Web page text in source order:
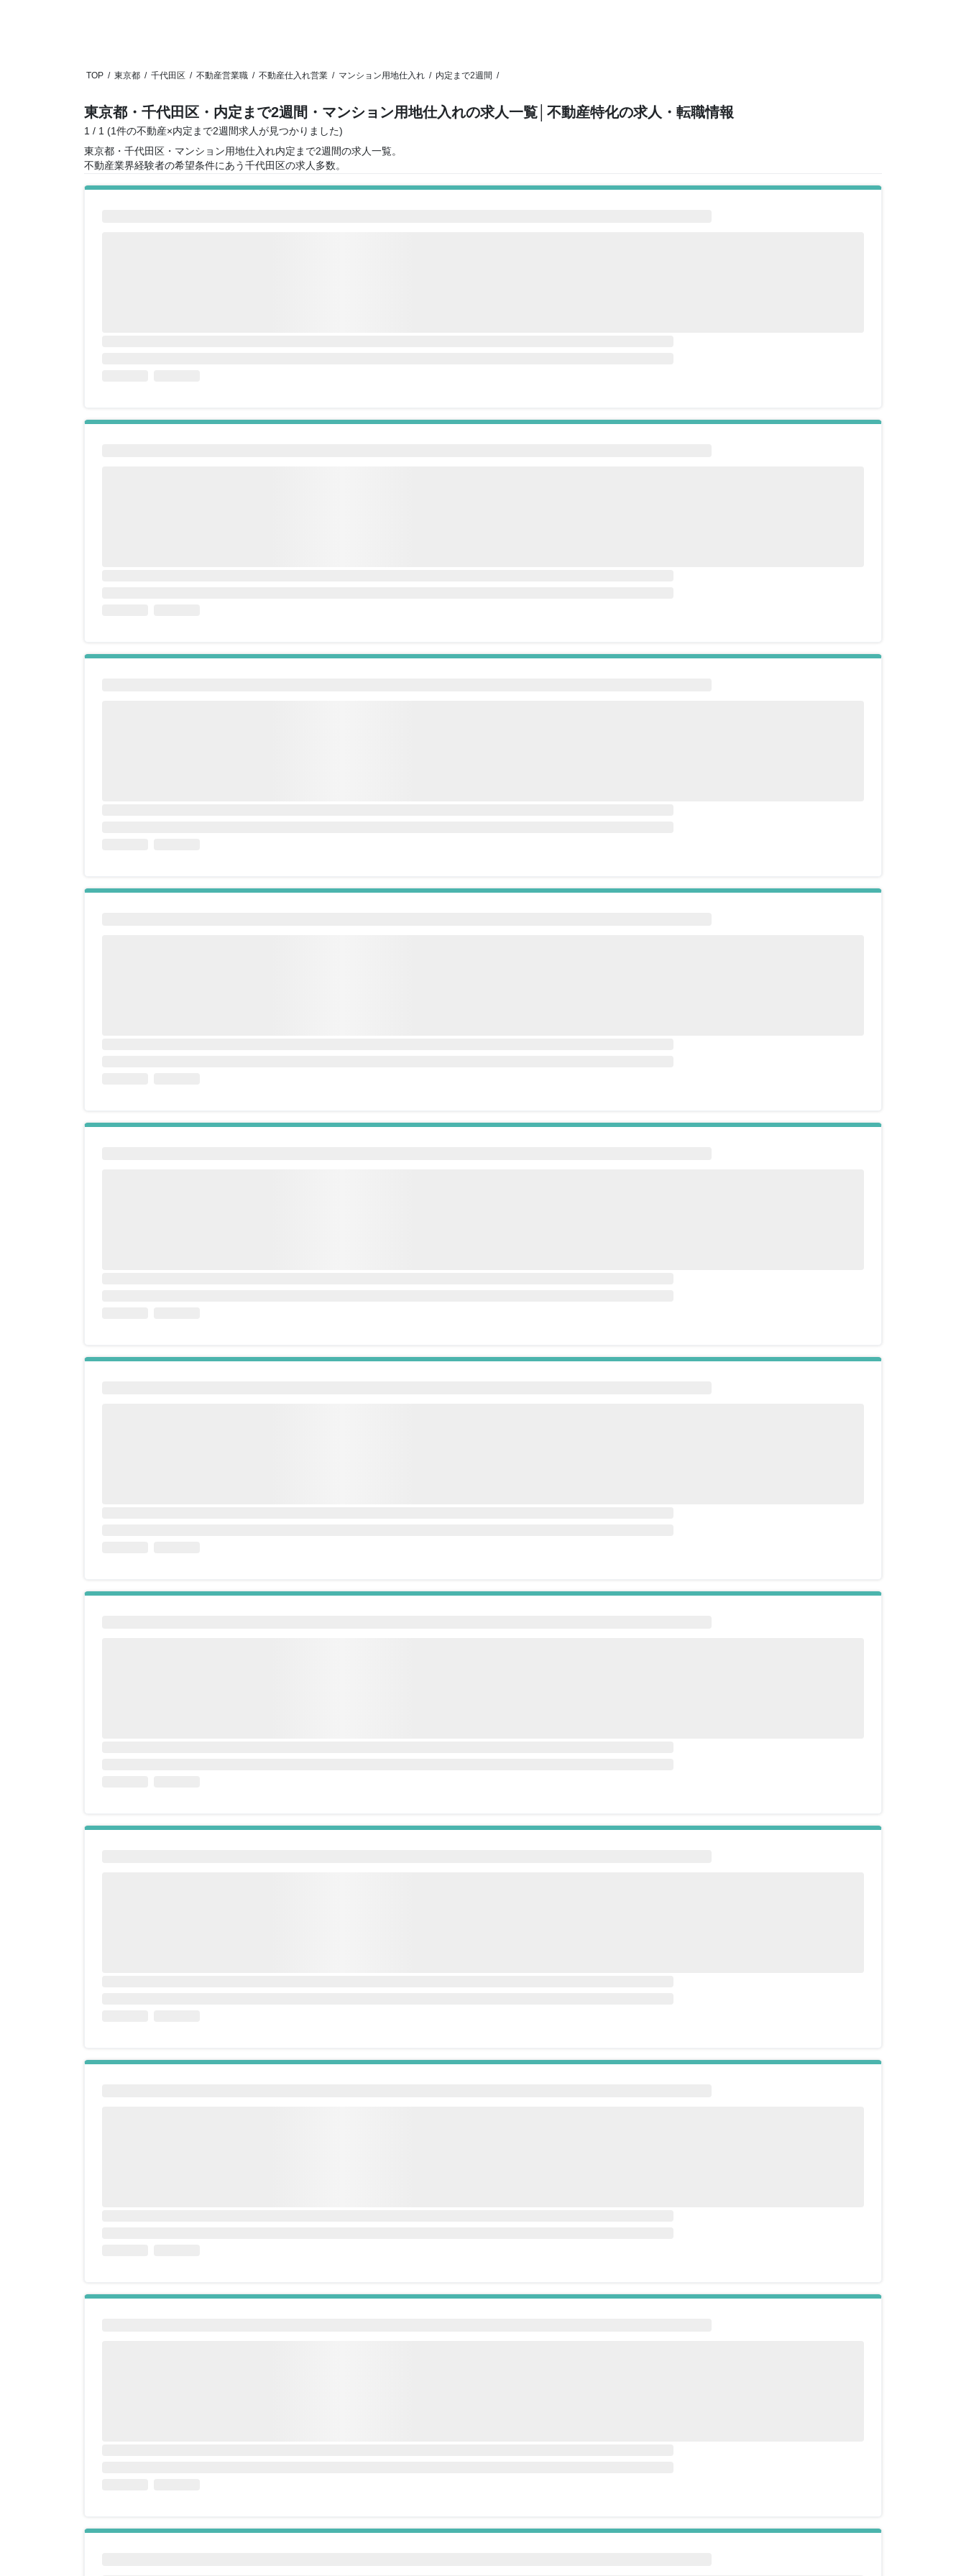
TOP / 東京都 / 千代田区 / 不動産営業職 / 不動産仕入れ営業 / マンション用地仕入れ / 内定まで2週間 /
東京都・千代田区・内定まで2週間・マンション用地仕入れの求人一覧 │不動産特化の求人・転職情報
1 / 1 (1件の不動産×内定まで2週間求人が見つかりました)
東京都・千代田区・マンション用地仕入れ内定まで2週間の求人一覧。
不動産業界経験者の希望条件にあう千代田区の求人多数。